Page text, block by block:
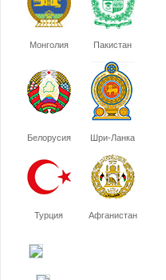
Монголия Пакистан
Белорусия Шри-Ланка
Турция Афганистан